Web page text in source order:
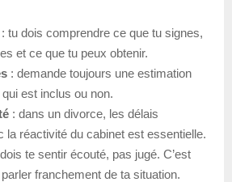
: tu dois comprendre ce que tu signes,
et ce que tu peux obtenir.
: demande toujours une estimation
est inclus ou non.
: dans un divorce, les délais
la réactivité du cabinet est essentielle.
te sentir écouté, pas jugé. C’est
franchement de ta situation.